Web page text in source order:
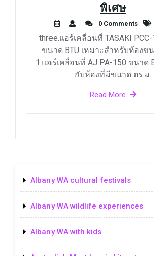
พิเศษ
0 Comments
three.แอร์เคลื่อนที่ TASAKI PCC-
ขนาด BTU เหมาะสำหรับห้องข
1.แอร์เคลื่อนที่ AJ PA-150 ขนาด
กับห้องที่มีขนาด ตร.ม.
Read More
Albany WA cultural festivals
Albany WA wildlife experiences
Albany WA with kids